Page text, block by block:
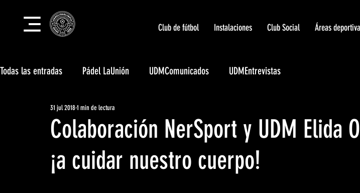
Club de fútbol Instalaciones Club Social Áreas
Todas las entradas Pádel LaUnión UDMComunicados UDMEntrevistas
Tecnificación LaUnión Campus LaUnión
Eventos deportivos LaUnión Unión Body Center
Colaboración NerSport y UDM Elida
¡a cuidar nuestro cuerpo!
31 jul 20181 min de lectura